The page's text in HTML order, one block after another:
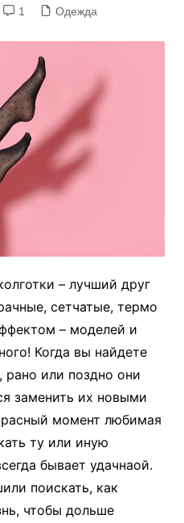
1 Одежда
– лучший друг
сетчатые, термо
– моделей и
Когда вы найдете
или поздно они
заменить их новыми
момент любимая
ту или иную
бывает удачнаой.
поискать, как
чтобы дольше